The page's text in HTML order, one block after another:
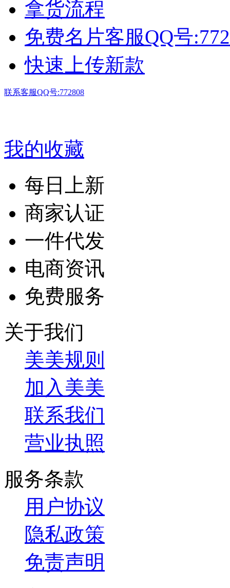
拿货流程
免费名片客服QQ号
快速上传新款
联系客服QQ号:772808
我的收藏
每日上新
商家认证
一件代发
电商资讯
免费服务
关于我们
美美规则
加入美美
联系我们
营业执照
服务条款
用户协议
隐私政策
免责声明